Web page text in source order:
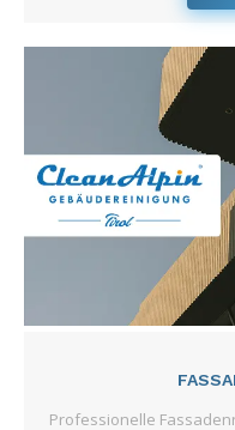
Professionelle